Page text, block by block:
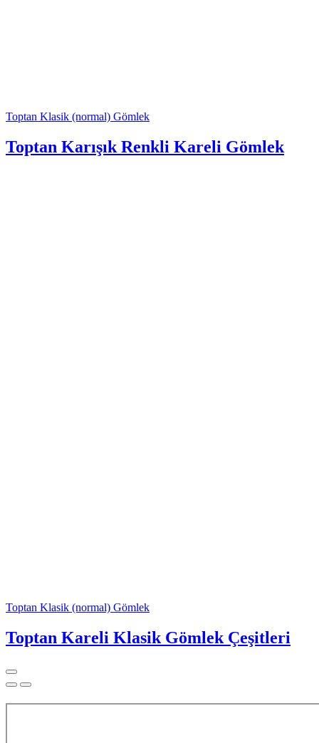
Toptan Klasik (normal) Gömlek
Toptan Karışık Renkli Kareli Gömlek
Toptan Klasik (normal) Gömlek
Toptan Kareli Klasik Gömlek Çeşitleri